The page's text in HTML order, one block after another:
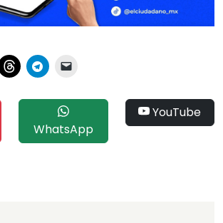
WhatsApp
YouTube